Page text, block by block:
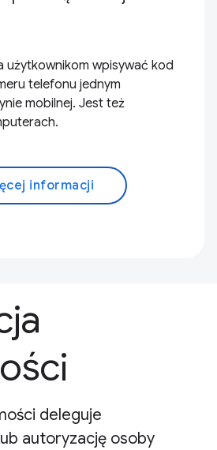
użytkownikom wpisywać kod
telefonu jednym
mobilnej. Jest też
informacji
deleguje
autoryzację osoby